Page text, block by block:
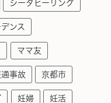
シータヒーリング
ンス
ママ友
通事故 京都市
妊婦 妊活